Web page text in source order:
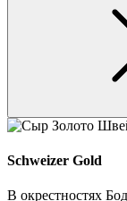
Schweizer Gold
В окрестностях